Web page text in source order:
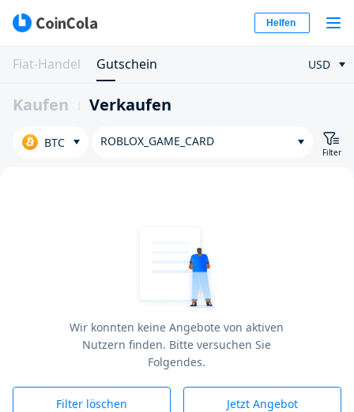
Helfen
Fiat-Handel Gutschein USD
Kaufen Verkaufen
BTC ROBLOX_GAME_CARD
Filter
Wir konnten keine Angebote von aktiven
Nutzern finden. Bitte versuchen Sie
Folgendes.
Filter löschen Jetzt Angebot